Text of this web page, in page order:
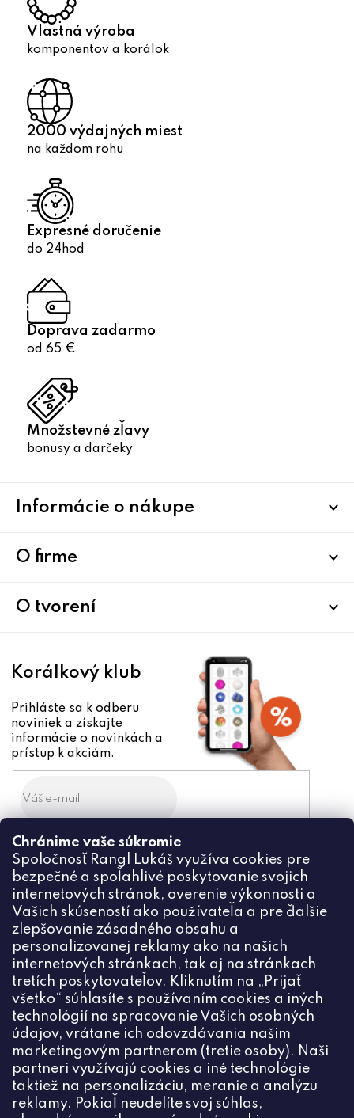
Chránime vaše súkromie
Spoločnosť Rangl Lukáš využíva cookies pre
bezpečné a spoľahlivé poskytovanie svojich
internetových stránok, overenie výkonnosti a
Vašich skúseností ako používateľa a pre ďalšie
zlepšovanie zásadného obsahu a
personalizovanej reklamy ako na našich
internetových stránkach, tak aj na stránkach
tretích poskytovateľov. Kliknutím na „Prijať
všetko“ súhlasíte s používaním cookies a iných
technológií na spracovanie Vašich osobných
údajov, vrátane ich odovzdávania našim
marketingovým partnerom (tretie osoby). Naši
partneri využívajú cookies a iné technológie
taktiež na personalizáciu, meranie a analýzu
reklamy. Pokiaľ neudelíte svoj súhlas,
Vlastná výroba
komponentov a korálok
2000 výdajných miest
na každom rohu
Expresné doručenie
do 24hod
Doprava zadarmo
od 65 €
Množstevné zľavy
bonusy a darčeky
Informácie o nákupe
O firme
O tvorení
Korálkový klub
Prihláste sa k odberu
noviniek a získajte
informácie o novinkách a
prístup k akciám.
Odoslaním súhlasíte zo
spracovaním osobných údajov
PRIHLÁSIŤ
Kontakt
info @ceske-koralky.sk
+420774444191